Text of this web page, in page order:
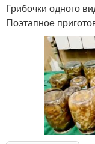
Грибочки одного
Поэтапное